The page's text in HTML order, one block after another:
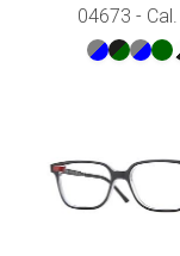
04673 -